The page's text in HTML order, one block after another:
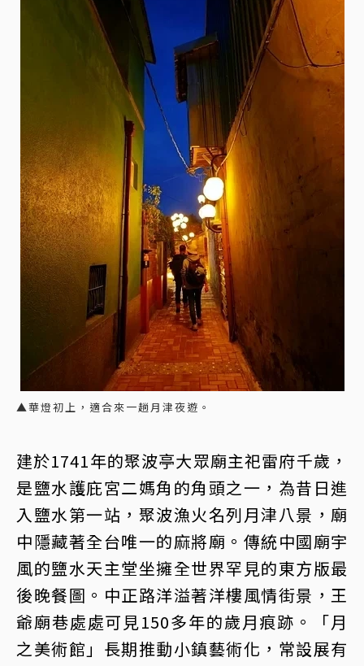
▲華燈初上，適合來一趟月津夜遊。
建於1741年的聚波亭大眾廟主祀雷府千歲，
是鹽水護庇宮二媽角的角頭之一，為昔日進
入鹽水第一站，聚波漁火名列月津八景，廟
中隱藏著全台唯一的麻將廟。傳統中國廟宇
風的鹽水天主堂坐擁全世界罕見的東方版最
後晚餐圖。中正路洋溢著洋樓風情街景，王
爺廟巷處處可見150多年的歲月痕跡。「月
之美術館」長期推動小鎮藝術化，常設展有